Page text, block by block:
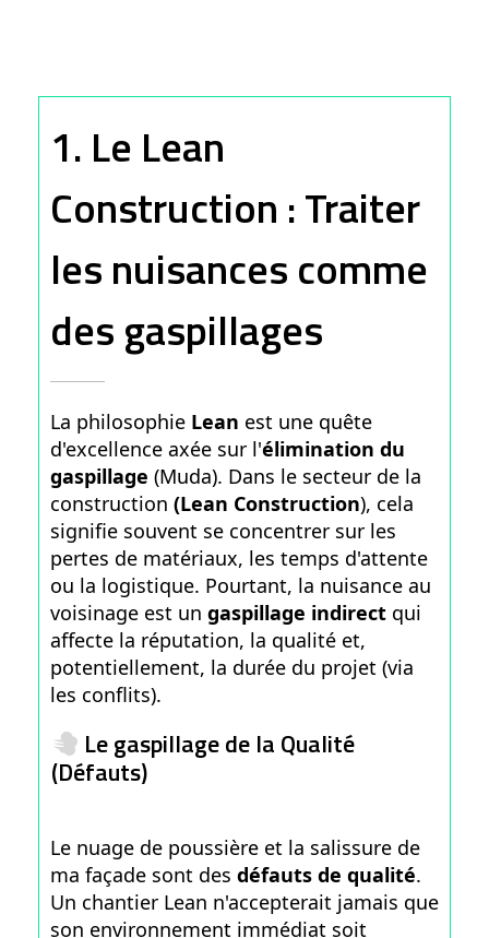
1. Le Lean
Construction : Traiter
les nuisances comme
des gaspillages
La philosophie Lean est une quête
d'excellence axée sur l'élimination du
gaspillage (Muda). Dans le secteur de la
construction (Lean Construction), cela
signifie souvent se concentrer sur les
pertes de matériaux, les temps d'attente
ou la logistique. Pourtant, la nuisance au
voisinage est un gaspillage indirect qui
affecte la réputation, la qualité et,
potentiellement, la durée du projet (via
les conflits).
Le gaspillage de la Qualité
(Défauts)
Le nuage de poussière et la salissure de
ma façade sont des défauts de qualité.
Un chantier Lean n'accepterait jamais que
son environnement immédiat soit